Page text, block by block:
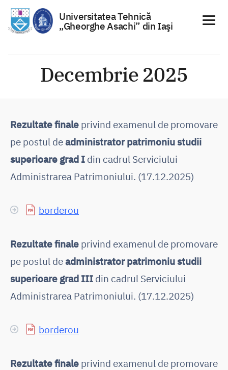
Universitatea Tehnică
„Gheorghe Asachi” din Iaşi
Decembrie 2025
Rezultate finale privind examenul de promovare
pe postul deadministrator patrimoniu studii
superioare grad I din cadrul Serviciului
Administrarea Patrimoniului. (17.12.2025)
borderou
Rezultate finale privind examenul de promovare
pe postul deadministrator patrimoniu studii
superioare grad III din cadrul Serviciului
Administrarea Patrimoniului. (17.12.2025)
borderou
Rezultate finale privind examenul de promovare